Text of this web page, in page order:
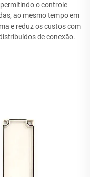
o controle
ao mesmo tempo em
e reduz os custos com
de conexão.